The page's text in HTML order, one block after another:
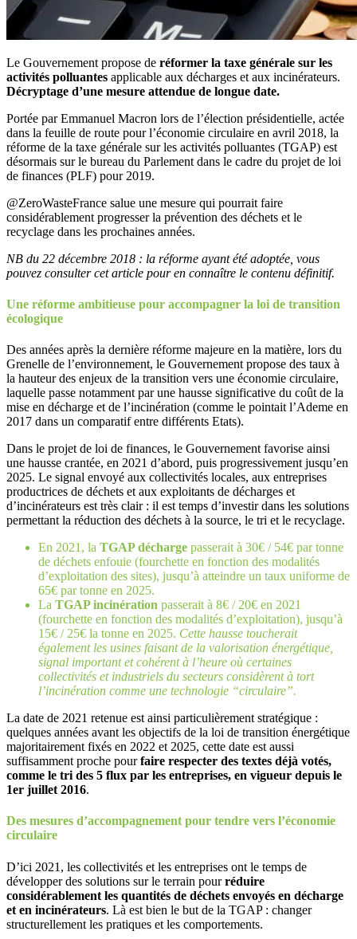
Le Gouvernement propose de réformer la taxe générale sur les
activités polluantes applicable aux décharges et aux incinérateurs.
Décryptage d’une mesure attendue de longue date.
Portée par Emmanuel Macron lors de l’élection présidentielle, actée
dans la feuille de route pour l’économie circulaire en avril 2018, la
réforme de la taxe générale sur les activités polluantes (TGAP) est
désormais sur le bureau du Parlement dans le cadre du projet de loi
de finances (PLF) pour 2019.
@ZeroWasteFrance salue une mesure qui pourrait faire
considérablement progresser la prévention des déchets et le
recyclage dans les prochaines années.
NB du 22 décembre 2018 : la réforme ayant été adoptée, vous
pouvez consulter cet article pour en connaître le contenu définitif.
Une réforme ambitieuse pour accompagner la loi de transition
écologique
Des années après la dernière réforme majeure en la matière, lors du
Grenelle de l’environnement, le Gouvernement propose des taux à
la hauteur des enjeux de la transition vers une économie circulaire,
laquelle passe notamment par une hausse significative du coût de la
mise en décharge et de l’incinération (comme le pointait l’Ademe en
2017 dans un comparatif entre différents Etats).
Dans le projet de loi de finances, le Gouvernement favorise ainsi
une hausse crantée, en 2021 d’abord, puis progressivement jusqu’en
2025. Le signal envoyé aux collectivités locales, aux entreprises
productrices de déchets et aux exploitants de décharges et
d’incinérateurs est très clair : il est temps d’investir dans les solutions
permettant la réduction des déchets à la source, le tri et le recyclage.
En 2021, la TGAP décharge passerait à 30€ / 54€ par tonne
de déchets enfouie (fourchette en fonction des modalités
d’exploitation des sites), jusqu’à atteindre un taux uniforme de
65€ par tonne en 2025.
La TGAP incinération passerait à 8€ / 20€ en 2021
(fourchette en fonction des modalités d’exploitation), jusqu’à
15€ / 25€ la tonne en 2025. Cette hausse toucherait
également les usines faisant de la valorisation énergétique,
signal important et cohérent à l’heure où certaines
collectivités et industriels du secteurs considèrent à tort
l’incinération comme une technologie “circulaire”.
La date de 2021 retenue est ainsi particulièrement stratégique :
quelques années avant les objectifs de la loi de transition énergétique
majoritairement fixés en 2022 et 2025, cette date est aussi
suffisamment proche pourfaire respecter des textes déjà votés,
comme le tri des 5 flux par les entreprises, en vigueur depuis le
1er juillet 2016.
Des mesures d’accompagnement pour tendre vers l’économie
circulaire
D’ici 2021, les collectivités et les entreprises ont le temps de
développer des solutions sur le terrain pourréduire
considérablement les quantités de déchets envoyés en décharge
et en incinérateurs. Là est bien le but de la TGAP : changer
structurellement les pratiques et les comportements.